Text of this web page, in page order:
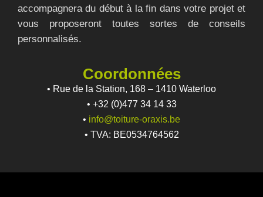
accompagnera du début à la fin dans votre projet et
vous proposeront toutes sortes de conseils
personnalisés.
Coordonnées
• Rue de la Station, 168 – 1410 Waterloo
• +32 (0)477 34 14 33
• info@toiture-oraxis.be
• TVA: BE0534764562